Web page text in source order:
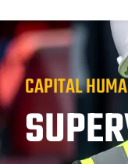
CAPITAL